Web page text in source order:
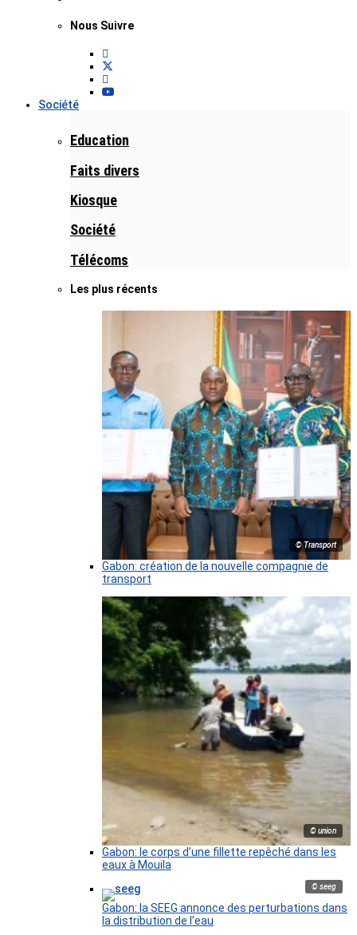
Nous Suivre
Société
Education
Faits divers
Kiosque
Société
Télécoms
Les plus récents
© Transport
Gabon: création de la nouvelle compagnie de
transport
© union
Gabon: le corps d’une fillette repêché dans les
eaux à Mouila
© seeg
Gabon: la SEEG annonce des perturbations dans
la distribution de l’eau